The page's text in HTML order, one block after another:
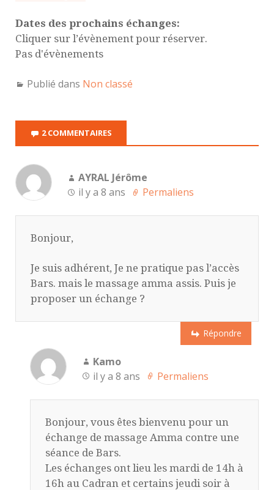
Dates des prochains échanges:
Cliquer sur l’évènement pour réserver.
Pas d'évènements
Publié dans Non classé
2 COMMENTAIRES
AYRAL Jérôme
il y a 8 ans
Permaliens
Bonjour,
Je suis adhérent, Je ne pratique pas l’accès
Bars. mais le massage amma assis. Puis je
proposer un échange ?
Répondre
Kamo
il y a 8 ans
Permaliens
Bonjour, vous êtes bienvenu pour un
échange de massage Amma contre une
séance de Bars.
Les échanges ont lieu les mardi de 14h à
16h au Cadran et certains jeudi soir à